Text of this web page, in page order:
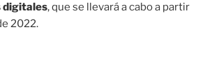
digitales, que se llevará a cabo a partir
2022.